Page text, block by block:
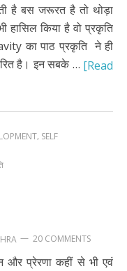
है बस जरूरत है तो थोड़ा
किया है वो प्रकृति
का पाठ प्रकृति ने ही
है। इन सबके … [Read
, SELF
20 COMMENTS
और प्रेरणा कहीं से भी एवं